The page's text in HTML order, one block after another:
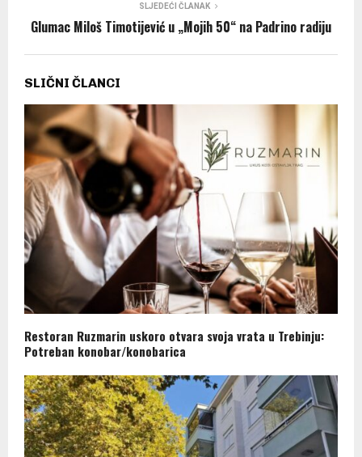
SLJEDEĆI ČLANAK
Glumac Miloš Timotijević u „Mojih 50“ na Padrino radiju
SLIČNI ČLANCI
Restoran Ruzmarin uskoro otvara svoja vrata u Trebinju:
Potreban konobar/konobarica